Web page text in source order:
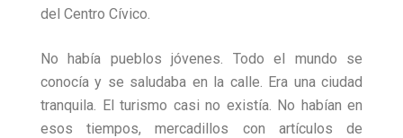
del Centro Cívico.
No había pueblos jóvenes. Todo el mundo se
conocía y se saludaba en la calle. Era una ciudad
tranquila. El turismo casi no existía. No habían en
esos tiempos, mercadillos con artículos de